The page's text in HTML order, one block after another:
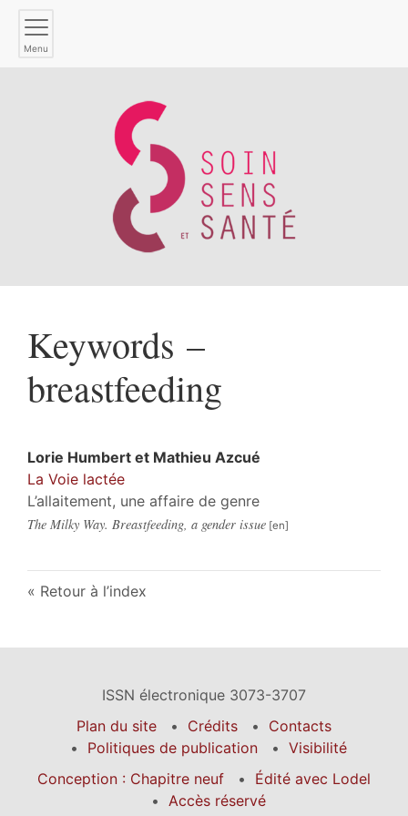
Menu
Keywords –
breastfeeding
Lorie Humbert et Mathieu Azcué
La Voie lactée
L’allaitement, une affaire de genre
The Milky Way. Breastfeeding, a gender issue
Retour à l’index
ISSN électronique 3073-3707
Plan du site
Crédits
Contacts
Politiques de publication
Visibilité
Conception : Chapitre neuf
Édité avec Lodel
Accès réservé